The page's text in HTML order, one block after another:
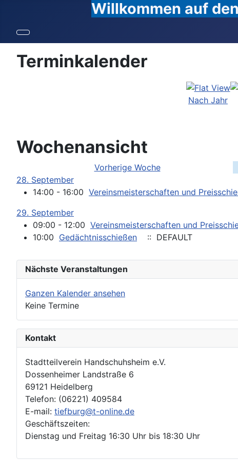
Willkommen auf
Terminkalender
Nach Jahr
Wochenansicht
Vorherige Woche
28. September
14:00 - 16:00 Vereinsmeisterschaften und
29. September
09:00 - 12:00 Vereinsmeisterschaften und
10:00 Gedächtnisschießen :: DEFAULT
Nächste Veranstaltungen
Ganzen Kalender ansehen
Keine Termine
Kontakt
Stadtteilverein Handschuhsheim e.V.
Dossenheimer Landstraße 6
69121 Heidelberg
Telefon: (06221) 409584
E-mail: tiefburg@t-online.de
Geschäftszeiten:
Dienstag und Freitag 16:30 Uhr bis 18:30 Uhr